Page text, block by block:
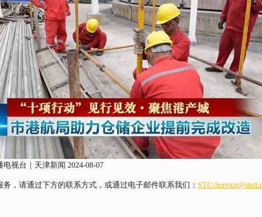
视台｜天津新闻 2024-08-07
，请通过下方的联系方式，或通过电子邮件联系我们： STC-